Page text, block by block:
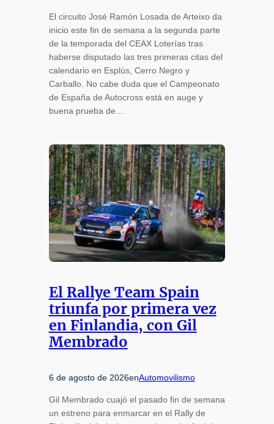
El circuito José Ramón Losada de Arteixo da
inicio este fin de semana a la segunda parte
de la temporada del CEAX Loterías tras
haberse disputado las tres primeras citas del
calendario en Esplús, Cerro Negro y
Carballo. No cabe duda que el Campeonato
de España de Autocross está en auge y
buena prueba de…
El Rallye Team Spain
triunfa por primera vez
en Finlandia, con Gil
Membrado
6 de agosto de 2026enAutomovilismo
Gil Membrado cuajó el pasado fin de semana
un estreno para enmarcar en el Rally de